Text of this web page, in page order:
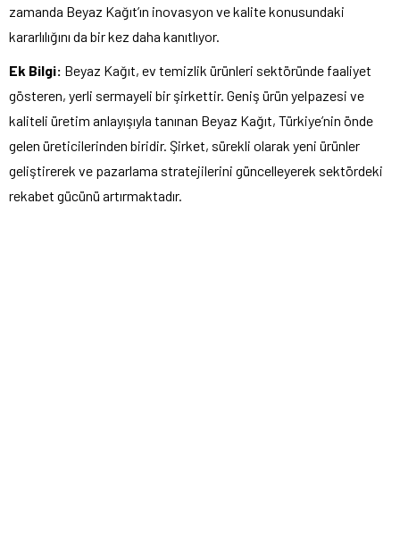
zamanda Beyaz Kağıt’ın inovasyon ve kalite konusundaki
kararlılığını da bir kez daha kanıtlıyor.
Ek Bilgi: Beyaz Kağıt, ev temizlik ürünleri sektöründe faaliyet
gösteren, yerli sermayeli bir şirkettir. Geniş ürün yelpazesi ve
kaliteli üretim anlayışıyla tanınan Beyaz Kağıt, Türkiye’nin önde
gelen üreticilerinden biridir. Şirket, sürekli olarak yeni ürünler
geliştirerek ve pazarlama stratejilerini güncelleyerek sektördeki
rekabet gücünü artırmaktadır.